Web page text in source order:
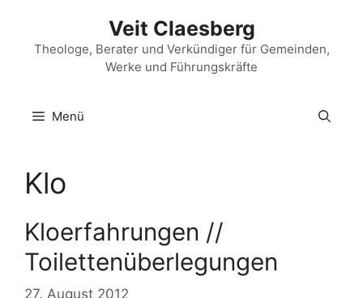
springen
Veit Claesberg
Theologe, Berater und Verkündiger für Gemeinden,
Werke und Führungskräfte
Menü
Klo
Kloerfahrungen //
Toilettenüberlegungen
27. August 2012